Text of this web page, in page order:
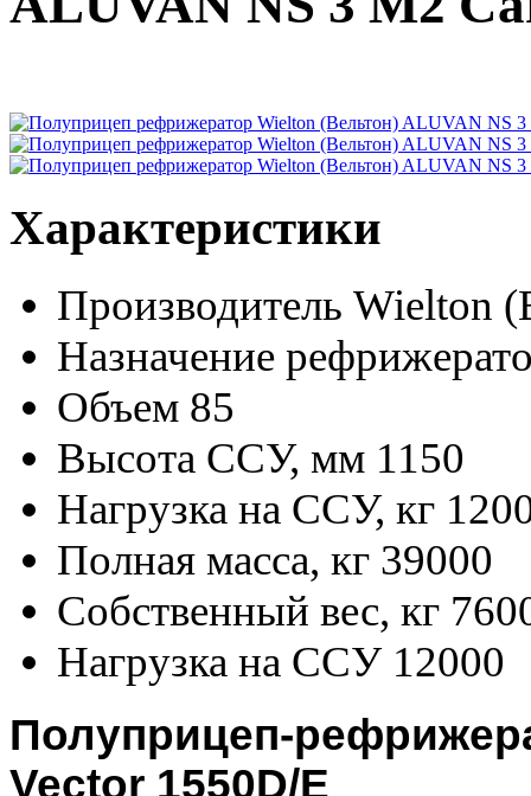
Характеристики
Производитель Wielton
Назначение
Объем 85
Высота ССУ, мм 1150
Нагрузка на ССУ, кг
Полная масса, кг 39000
Собственный вес, кг
Нагрузка на ССУ 12000
Полуприцеп-
Vector 1550D/E